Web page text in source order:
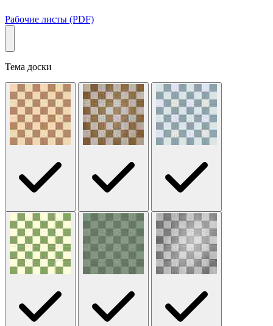
Рабочие листы (PDF)
Тема доски